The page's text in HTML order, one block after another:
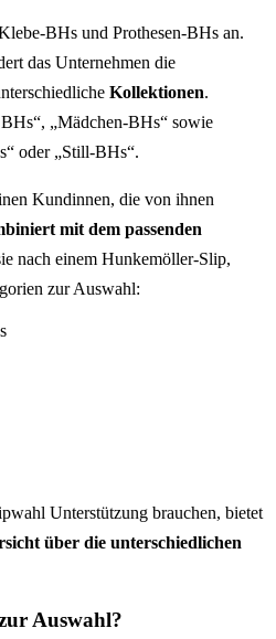
BHs und Prothesen-BHs an.
das Unternehmen die
Kollektionen.
„Mädchen-BHs“ sowie
oder „Still-BHs“.
Kundinnen, die von ihnen
mit dem passenden
nach einem Hunkemöller-Slip,
zur Auswahl:
Unterstützung brauchen, bietet
über die unterschiedlichen
Auswahl?